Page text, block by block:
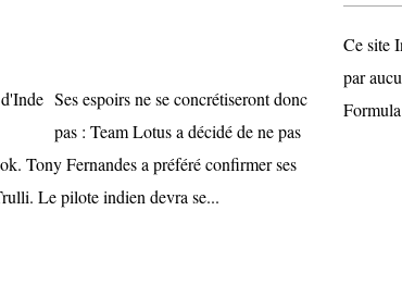
Ses espoirs ne se concrétiseront donc
pas : Team Lotus a décidé de ne pas
Tony Fernandes a préféré confirmer ses
Le pilote indien devra se...
Ce site
par